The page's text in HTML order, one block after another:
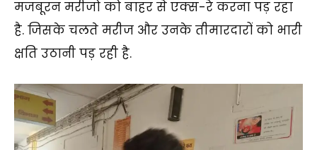
मजबूरन मरीजो को बाहर से एक्स-रे करना पड़ रहा
है. जिसके चलते मरीज और उनके तीमारदारों को भारी
क्षति उठानी पड़ रही है.